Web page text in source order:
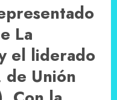
La
el liderado
de Unión